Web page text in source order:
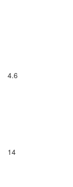
4.6
14